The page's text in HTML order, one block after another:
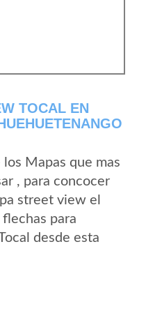
TOCAL EN
Mapas que mas
, para concocer
street view el
para
desde esta